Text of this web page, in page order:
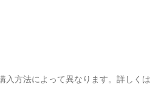
入方法によって異なります。詳しくは